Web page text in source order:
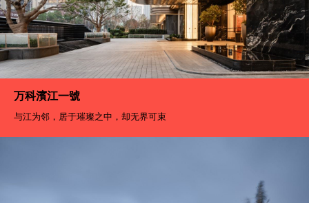
万科濱江一號
与江为邻，居于璀璨之中，却无界可束